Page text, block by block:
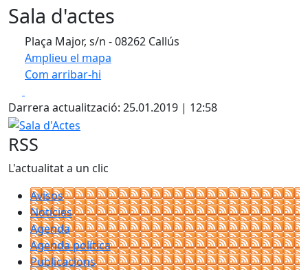
Sala d'actes
Plaça Major, s/n - 08262 Callús
Amplieu el mapa
Com arribar-hi
+
−
Darrera actualització: 25.01.2019 | 12:58
Sala d'Actes
RSS
L'actualitat a un clic
Avisos
Notícies
Agenda
Agenda política
Publicacions